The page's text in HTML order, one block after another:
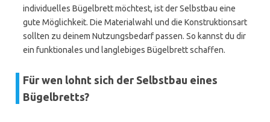
individuelles Bügelbrett möchtest, ist der Selbstbau eine
gute Möglichkeit. Die Materialwahl und die Konstruktionsart
sollten zu deinem Nutzungsbedarf passen. So kannst du dir
ein funktionales und langlebiges Bügelbrett schaffen.
Für wen lohnt sich der Selbstbau eines
Bügelbretts?